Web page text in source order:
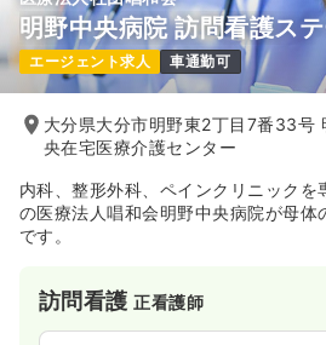
明野中央病院 訪問看護ス
エージェント求人 車通勤可
大分県大分市明野東2丁目7番33号
央在宅医療介護センター
内科、整形外科、ペインクリニック
の医療法人唱和会明野中央病院が母体
です。
訪問看護正看護師